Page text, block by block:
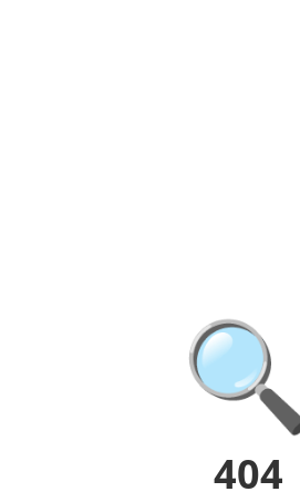
🔍
404